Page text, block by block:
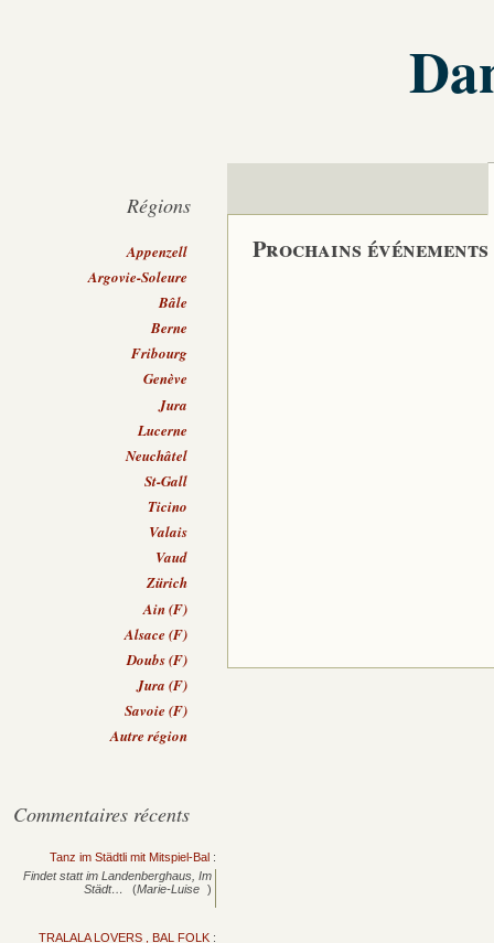
Prochains événements
Régions
Appenzell
Argovie-Soleure
Bâle
Berne
Fribourg
Genève
Jura
Lucerne
Neuchâtel
St-Gall
Ticino
Valais
Vaud
Zürich
Ain (F)
Alsace (F)
Doubs (F)
Jura (F)
Savoie (F)
Autre région
Commentaires récents
Tanz im Städtli mit Mitspiel-Bal :
Findet statt im Landenberghaus, Im
Städt…
(Marie-Luise )
TRALALA LOVERS , BAL FOLK :